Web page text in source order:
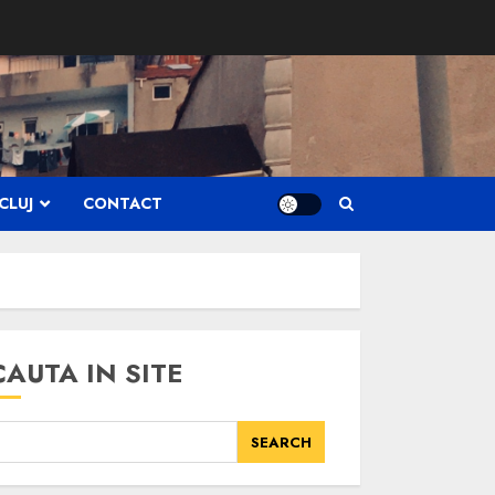
CONTACT
IN SITE
SEARCH